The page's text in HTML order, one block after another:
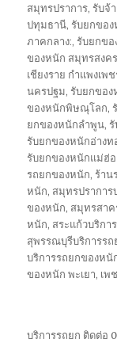
สมุทรปราการ,รับจ้
ปทุมธานี,รับยกขอ
ภาคกลาง:,รับยกขอ
ของหนัก สมุทรสงค
เชียงราย กำแพงเพ
นครปฐม,รับยกขอ
ของหนักพิษณุโลก,
ยกของหนักลำพูน,
รับยกของหนักอ่างท
รับยกของหนักแม่ฮ่
รถยกของหนัก,ร้าน
หนัก, สมุทรปราการ
ของหนัก, สมุทรสา
หนัก, สระแก้วบริกา
สุพรรณบุรีบริการร
บริการรถยกของหนั
ของหนัก พะเยา, เพ
บริการรถยก ติดต่อ